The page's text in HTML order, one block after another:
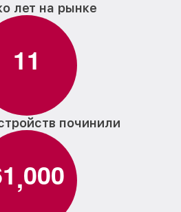
лет на рынке
11
починили
1,000